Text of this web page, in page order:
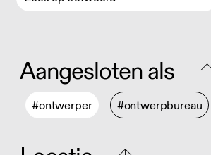
Aangesloten als
#ontwerper #ontwerpbureau